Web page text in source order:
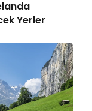
Yerler